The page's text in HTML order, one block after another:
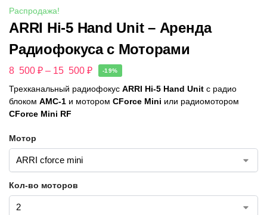
Распродажа!
ARRI Hi-5 Hand Unit – Аренда
Радиофокуса с Моторами
8 500 ₽ – 15 500 ₽ -19%
Трехканальный радиофокус ARRI Hi-5 Hand Unit с радио
блоком AMC-1 и мотором CForce Mini или радиомотором
CForce Mini RF
Мотор
Кол-во моторов